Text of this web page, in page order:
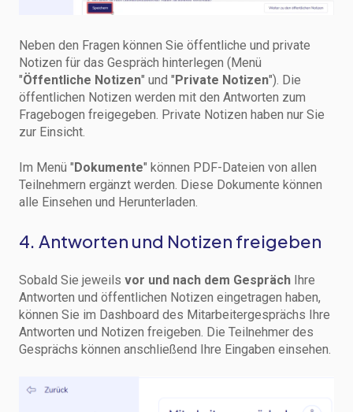
Neben den Fragen können Sie öffentliche und private
Notizen für das Gespräch hinterlegen (Menü
"Öffentliche Notizen" und " Private Notizen"). Die
öffentlichen Notizen werden mit den Antworten zum
Fragebogen freigegeben. Private Notizen haben nur Sie
zur Einsicht.
Im Menü "Dokumente" können PDF-Dateien von allen
Teilnehmern ergänzt werden. Diese Dokumente können
alle Einsehen und Herunterladen.
4. Antworten und Notizen freigeben
Sobald Sie jeweils vor und nach dem Gespräch Ihre
Antworten und öffentlichen Notizen eingetragen haben,
können Sie im Dashboard des Mitarbeitergesprächs Ihre
Antworten und Notizen freigeben. Die Teilnehmer des
Gesprächs können anschließend Ihre Eingaben einsehen.